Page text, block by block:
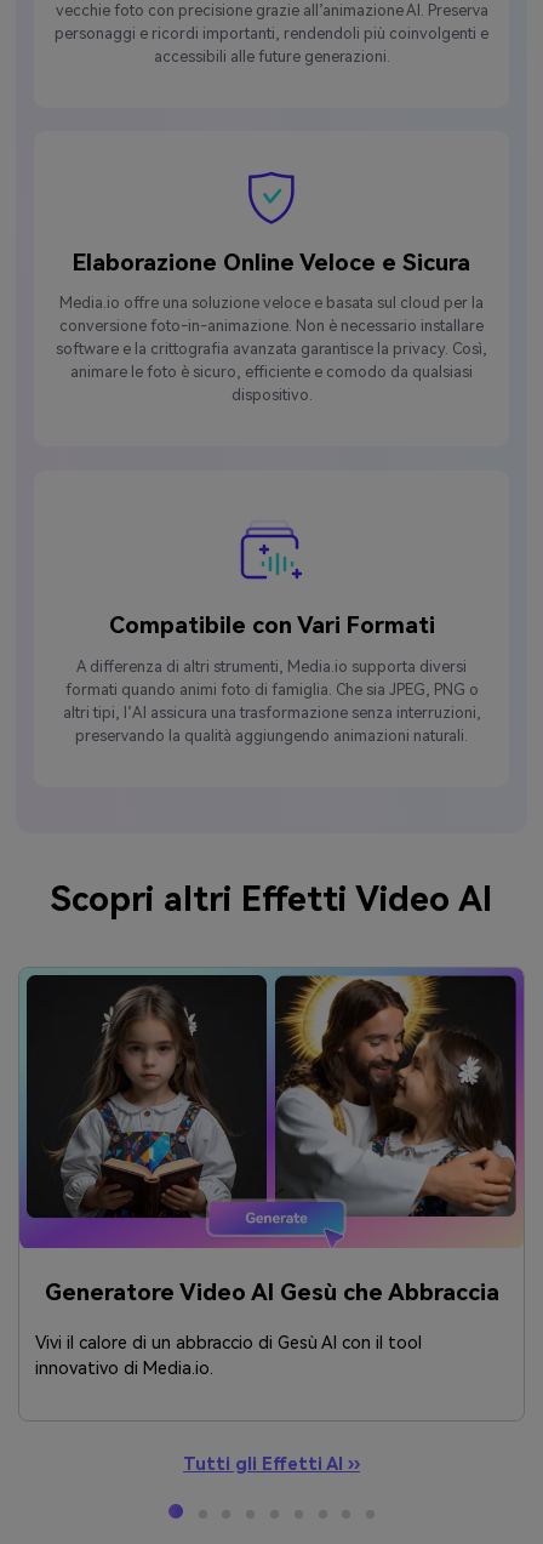
vecchie foto con precisione grazie all’animazione AI. Preserva
personaggi e ricordi importanti, rendendoli più coinvolgenti e
accessibili alle future generazioni.
Elaborazione Online Veloce e Sicura
Media.io offre una soluzione veloce e basata sul cloud per la
conversione foto-in-animazione. Non è necessario installare
software e la crittografia avanzata garantisce la privacy. Così,
animare le foto è sicuro, efficiente e comodo da qualsiasi
dispositivo.
Compatibile con Vari Formati
A differenza di altri strumenti, Media.io supporta diversi
formati quando animi foto di famiglia. Che sia JPEG, PNG o
altri tipi, l’AI assicura una trasformazione senza interruzioni,
preservando la qualità aggiungendo animazioni naturali.
Scopri altri Effetti Video AI
Generatore Video AI Gesù che Abbraccia
Vivi il calore di un abbraccio di Gesù AI con il tool
innovativo di Media.io.
Tutti gli Effetti AI ››